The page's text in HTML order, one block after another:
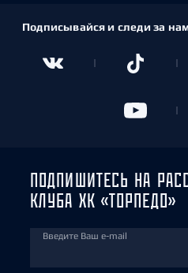
Подписывайся и следи за
ПОДПИШИТЕСЬ НА
КЛУБА ХК «ТОРПЕДО»
Введите Ваш e-mail